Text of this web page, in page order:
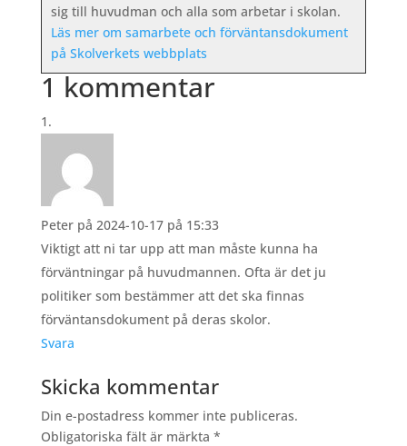
sig till huvudman och alla som arbetar i skolan.
Läs mer om samarbete och förväntansdokument
på Skolverkets webbplats
1 kommentar
Peter på 2024-10-17 på 15:33
Viktigt att ni tar upp att man måste kunna ha
förväntningar på huvudmannen. Ofta är det ju
politiker som bestämmer att det ska finnas
förväntansdokument på deras skolor.
Svara
Skicka kommentar
Din e-postadress kommer inte publiceras.
Obligatoriska fält är märkta *